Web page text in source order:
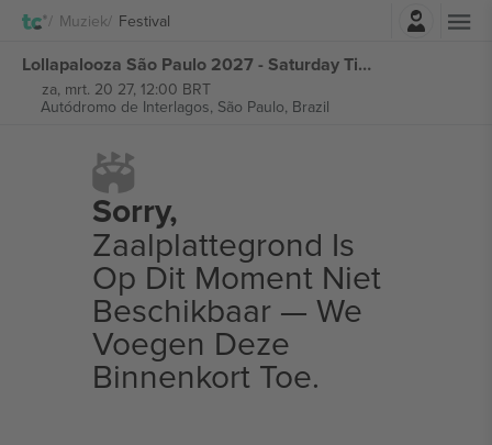
Muziek Festival
Lollapalooza São Paulo 2027 - Saturday Ticket kaartjes
za, mrt. 20 27, 12:00 BRT
Autódromo de Interlagos, São Paulo, Brazil
Sorry,
Zaalplattegrond Is
Op Dit Moment Niet
Beschikbaar — We
Voegen Deze
Binnenkort Toe.